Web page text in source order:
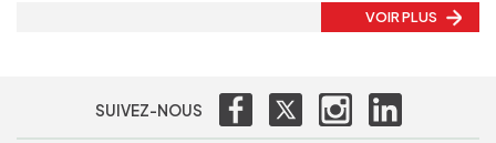
VOIR PLUS
SUIVEZ-NOUS